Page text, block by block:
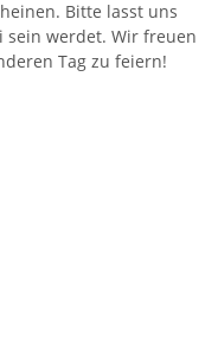
Bitte lasst uns
sein werdet. Wir freuen
Tag zu feiern!